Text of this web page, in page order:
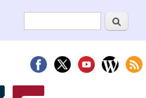
Formulari deCerca